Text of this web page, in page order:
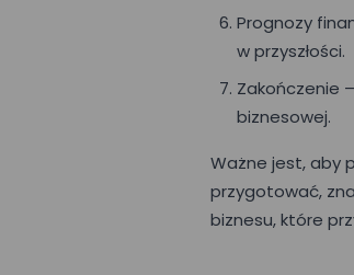
Prognozy
w przyszłości.
Zakończenie
biznesowej.
Ważne jest, aby
przygotować,
biznesu, które